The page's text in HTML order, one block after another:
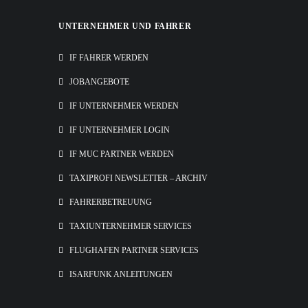
UNTERNEHMER UND FAHRER
IF FAHRER WERDEN
JOBANGEBOTE
IF UNTERNEHMER WERDEN
IF UNTERNEHMER LOGIN
IF MUC PARTNER WERDEN
TAXIPROFI NEWSLETTER – ARCHIV
FAHRERBETREUUNG
TAXIUNTERNEHMER SERVICES
FLUGHAFEN PARTNER SERVICES
ISARFUNK ANLEITUNGEN